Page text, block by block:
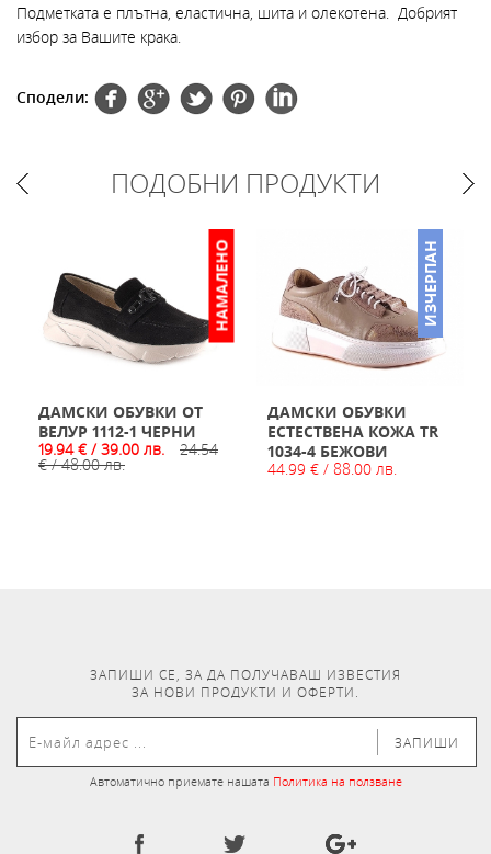
Подметката е плътна, еластична, шита и олекотена. Добрият
избор за Вашите крака.
Сподели:
ПОДОБНИ ПРОДУКТИ
НАМАЛЕНО
ДАМСКИ ОБУВКИ ОТ
ВЕЛУР 1112-1 ЧЕРНИ
19.94 € / 39.00 лв.
24.54
€ / 48.00 лв.
ИЗЧЕРПАН
ДАМСКИ ОБУВКИ
ЕСТЕСТВЕНА КОЖА TR
1034-4 БЕЖОВИ
44.99 € / 88.00 лв.
ЗАПИШИ СЕ, ЗА ДА ПОЛУЧАВАШ ИЗВЕСТИЯ
ЗА НОВИ ПРОДУКТИ И ОФЕРТИ.
ЗАПИШИ
Автоматично приемате нашата Политика на ползване